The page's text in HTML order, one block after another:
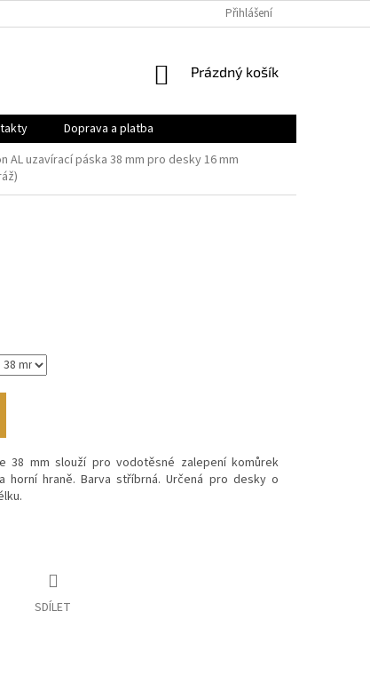
VRÁCENÍ ZBOŽÍ A
Přihlášení
NÁKUPNÍ
Prázdný košík
Doprava a platba
AL uzavírací páska 38 mm pro desky 16 mm
38 mm slouží pro vodotěsné zalepení komůrek
horní hraně. Barva stříbrná. Určená pro desky o
SDÍLET